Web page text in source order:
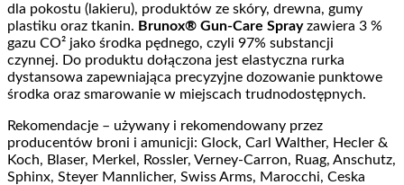
dla pokostu (lakieru), produktów ze skóry, drewna, gumy
plastiku oraz tkanin. Brunox® Gun-Care Sprayzawiera 3 %
gazu CO² jako środka pędnego, czyli 97% substancji
czynnej. Do produktu dołączona jest elastyczna rurka
dystansowa zapewniająca precyzyjne dozowanie punktowe
środka oraz smarowanie w miejscach trudnodostępnych.
Rekomendacje – używany i rekomendowany przez
producentów broni i amunicji: Glock, Carl Walther, Hecler &
Koch, Blaser, Merkel, Rossler, Verney-Carron, Ruag, Anschutz,
Sphinx, Steyer Mannlicher, Swiss Arms, Marocchi, Ceska